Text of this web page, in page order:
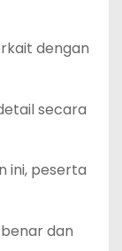
dengan
secara
ini, peserta
dan